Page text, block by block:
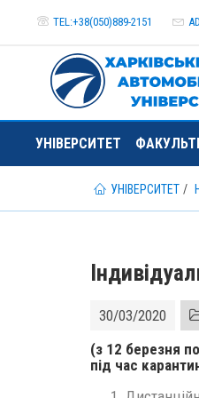
TEL:+38(050)889-2151
УНІВЕРСИТЕТ
УНІВЕРСИТЕТ
30/03/2020
(з 12 березня
під час